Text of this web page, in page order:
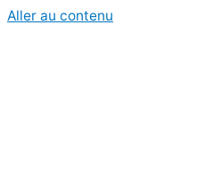
Aller au contenu